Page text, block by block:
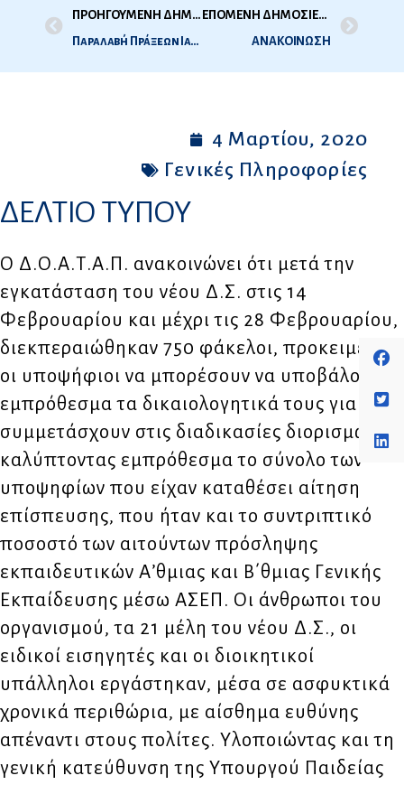
ΠΡΟΗΓΟΥΜΕΝΗ ΔΗΜΟΣΙΕΥΣΗ
Παραλαβή Πράξεων Ιατρικής – Οδοντιατρικής 2ης Εξεταστικής Περιόδου 2019
ΕΠΟΜΕΝΗ ΔΗΜΟΣΙΕΥΣΗ
ΑΝΑΚΟΙΝΩΣΗ
4 Μαρτίου, 2020
Γενικές Πληροφορίες
ΔΕΛΤΙΟ ΤΥΠΟΥ
Ο Δ.Ο.Α.Τ.Α.Π. ανακοινώνει ότι μετά την
εγκατάσταση του νέου Δ.Σ. στις 14
Φεβρουαρίου και μέχρι τις 28 Φεβρουαρίου,
διεκπεραιώθηκαν 750 φάκελοι, προκειμένου
οι υποψήφιοι να μπορέσουν να υποβάλουν
εμπρόθεσμα τα δικαιολογητικά τους για να
συμμετάσχουν στις διαδικασίες διορισμών,
καλύπτοντας εμπρόθεσμα το σύνολο των
υποψηφίων που είχαν καταθέσει αίτηση
επίσπευσης, που ήταν και το συντριπτικό
ποσοστό των αιτούντων πρόσληψης
εκπαιδευτικών Αʼθμιας και Β΄θμιας Γενικής
Εκπαίδευσης μέσω ΑΣΕΠ. Οι άνθρωποι του
οργανισμού, τα 21 μέλη του νέου Δ.Σ., οι
ειδικοί εισηγητές και οι διοικητικοί
υπάλληλοι εργάστηκαν, μέσα σε ασφυκτικά
χρονικά περιθώρια, με αίσθημα ευθύνης
απέναντι στους πολίτες. Υλοποιώντας και τη
γενική κατεύθυνση της Υπουργού Παιδείας